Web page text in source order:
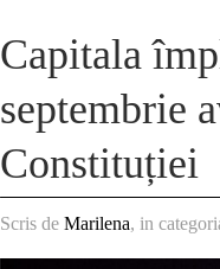
Capitala
septembrie
Constituției
Scris deMarilena, in